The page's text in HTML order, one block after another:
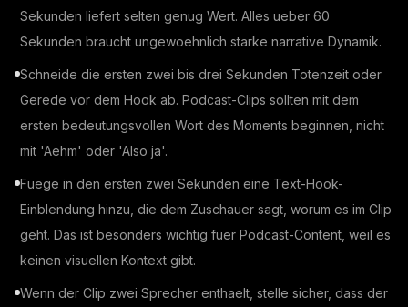
Sekunden liefert selten genug Wert. Alles ueber 60
Sekunden braucht ungewoehnlich starke narrative Dynamik.
Schneide die ersten zwei bis drei Sekunden Totenzeit oder
Gerede vor dem Hook ab. Podcast-Clips sollten mit dem
ersten bedeutungsvollen Wort des Moments beginnen, nicht
mit 'Aehm' oder 'Also ja'.
Fuege in den ersten zwei Sekunden eine Text-Hook-
Einblendung hinzu, die dem Zuschauer sagt, worum es im Clip
geht. Das ist besonders wichtig fuer Podcast-Content, weil es
keinen visuellen Kontext gibt.
Wenn der Clip zwei Sprecher enthaelt, stelle sicher, dass der